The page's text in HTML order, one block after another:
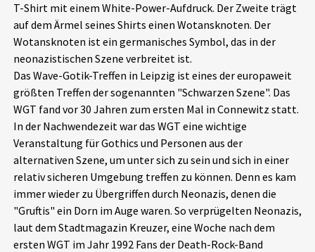
Schlaglichter
Phänomene
Aktuelles
Alle Beiträge
Veranstaltungen
Pressemitteilungen
Podcasts
Über uns
Projektbeschreibung
Kontakt
Unterstützer_innen
T-Shirt mit einem White-Power-Aufdruck. Der Zweite trägt
auf dem Ärmel seines Shirts einen Wotansknoten. Der
Wotansknoten ist ein germanisches Symbol, das in der
neonazistischen Szene verbreitet ist.
Das Wave-Gotik-Treffen in Leipzig ist eines der europaweit
größten Treffen der sogenannten "Schwarzen Szene". Das
WGT fand vor 30 Jahren zum ersten Mal in Connewitz statt.
In der Nachwendezeit war das WGT eine wichtige
Veranstaltung für Gothics und Personen aus der
alternativen Szene, um unter sich zu sein und sich in einer
relativ sicheren Umgebung treffen zu können. Denn es kam
immer wieder zu Übergriffen durch Neonazis, denen die
"Gruftis" ein Dorn im Auge waren. So verprügelten Neonazis,
laut dem Stadtmagazin Kreuzer, eine Woche nach dem
ersten WGT im Jahr 1992 Fans der Death-Rock-Band